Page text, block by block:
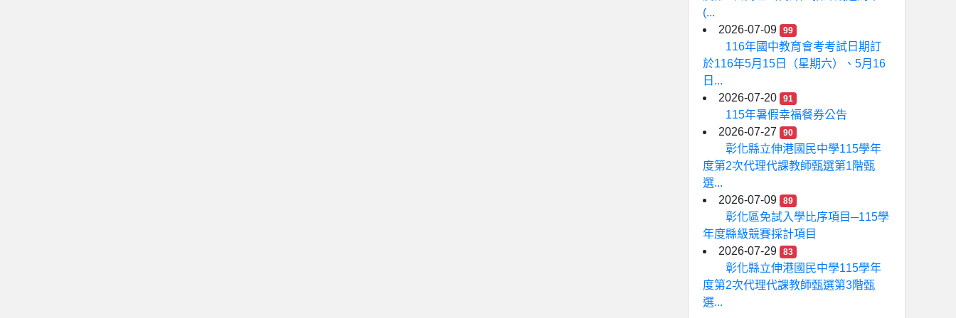
(...
2026-07-09
99
116年國中教育會考考試日期訂
於116年5月15日（星期六）、5月16
日...
2026-07-20
91
115年暑假幸福餐券公告
2026-07-27
90
彰化縣立伸港國民中學115學年
度第2次代理代課教師甄選第1階甄
選...
2026-07-09
89
彰化區免試入學比序項目─115學
年度縣級競賽採計項目
2026-07-29
83
彰化縣立伸港國民中學115學年
度第2次代理代課教師甄選第3階甄
選...